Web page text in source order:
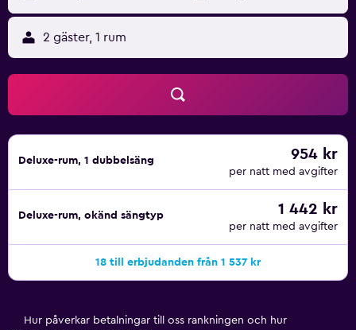
2 gäster, 1 rum
Deluxe-rum, 1 dubbelsäng 954 kr
per natt med avgifter
Deluxe-rum, okänd sängtyp 1 442 kr
per natt med avgifter
18 till erbjudanden från 1 537 kr
Hur påverkar betalningar till oss rankningen och hur